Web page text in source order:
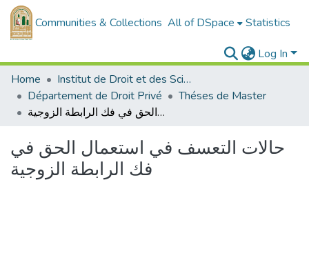
Communities & Collections All of DSpace Statistics
Log In
Home
Institut de Droit et des Sciences Politiques
Département de Droit Privé
Théses de Master
حالات التعسف في استعمال الحق في فك الرابطة الزوجية
حالات التعسف في استعمال الحق في
فك الرابطة الزوجية